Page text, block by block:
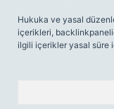
Hukuka ve yasal
içerikleri,
ilgili içerikler yasal süre